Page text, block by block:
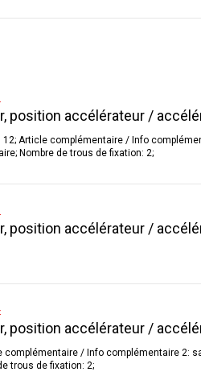
position accélérateur /
12; Article complémentaire / Info
Nombre de trous de fixation: 2;
position accélérateur /
position accélérateur /
complémentaire / Info complémentaire 2:
trous de fixation: 2;